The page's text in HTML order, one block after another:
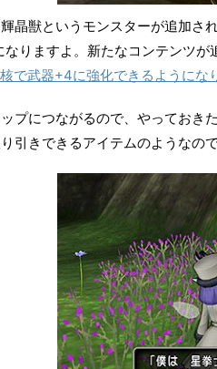
晶獣というモンスターが追加さ
なりますよ。新たなコンテンツが
で武器+4に強化できるようにな
プにつながるので、やっておき
引きできるアイテムのようなの